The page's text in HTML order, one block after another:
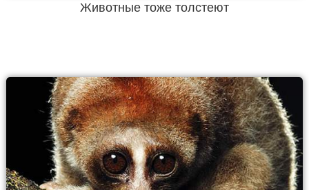
Животные тоже толстеют